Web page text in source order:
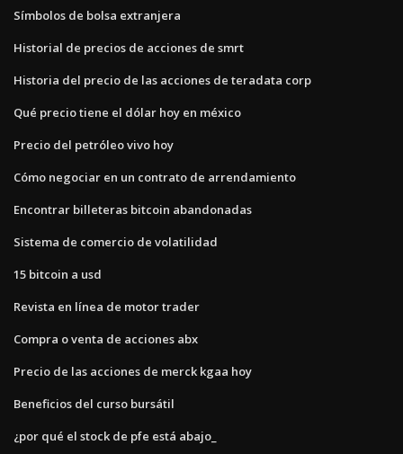
Símbolos de bolsa extranjera
Historial de precios de acciones de smrt
Historia del precio de las acciones de teradata corp
Qué precio tiene el dólar hoy en méxico
Precio del petróleo vivo hoy
Cómo negociar en un contrato de arrendamiento
Encontrar billeteras bitcoin abandonadas
Sistema de comercio de volatilidad
15 bitcoin a usd
Revista en línea de motor trader
Compra o venta de acciones abx
Precio de las acciones de merck kgaa hoy
Beneficios del curso bursátil
¿por qué el stock de pfe está abajo_